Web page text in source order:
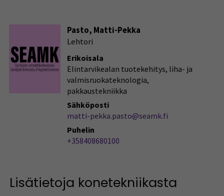
Pasto, Matti-Pekka
Lehtori
Erikoisala
Elintarvikealan tuotekehitys, liha- ja
valmisruokateknologia,
pakkaustekniikka
Sähköposti
matti-pekka.pasto@seamk.fi
Puhelin
+358408680100
Lisätietoja konetekniikasta